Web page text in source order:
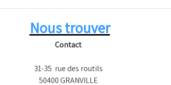
Nous trouver
Contact
31-35 rue des routils
50400 GRANVILLE